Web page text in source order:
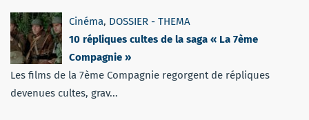
Cinéma, DOSSIER - THEMA
10 répliques cultes de la saga « La 7ème
Compagnie »
Les films de la 7ème Compagnie regorgent de répliques
devenues cultes, grav...